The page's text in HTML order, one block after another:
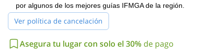
por algunos de los mejores guías IFMGA de la región.
Ver política de cancelación
Asegura tu lugar con solo el 30% de pago